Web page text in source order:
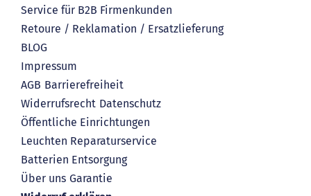
Service für B2B Firmenkunden
Retoure / Reklamation / Ersatzlieferung
BLOG
Impressum
AGB Barrierefreiheit
Widerrufsrecht Datenschutz
Öffentliche Einrichtungen
Leuchten Reparaturservice
Batterien Entsorgung
Über uns Garantie